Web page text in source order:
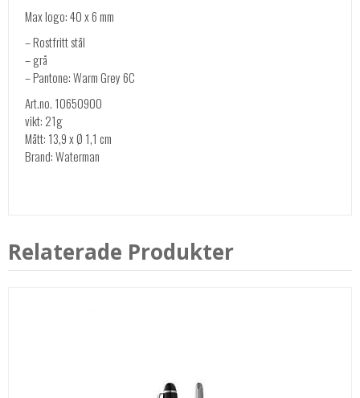
Max logo: 40 x 6 mm
– Rostfritt stål
– grå
– Pantone: Warm Grey 6C
Art.no. 10650900
vikt: 21g
Mått: 13,9 x Ø 1,1 cm
Brand: Waterman
Relaterade Produkter